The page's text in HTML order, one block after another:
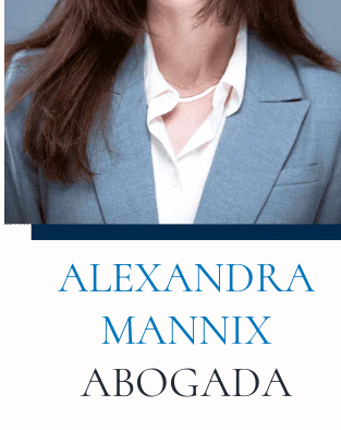
ALEXANDRA
MANNIX
ABOGADA